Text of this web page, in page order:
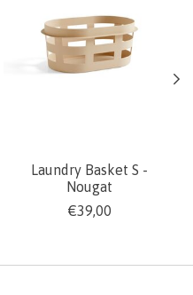
Laundry Basket S -
Nougat
€39,00